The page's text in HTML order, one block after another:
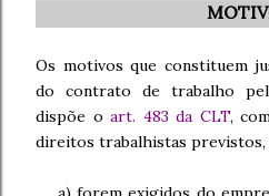
Os motivos que constituem
do contrato de trabalho
dispõe o art. 483 da CLT,
direitos trabalhistas previstos,